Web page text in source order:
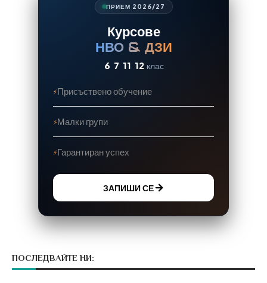
ПРИЕМ 2026/27
Курсове
НВО & ДЗИ
6 7 11 12 клас
Присъствено обучение
Малки групи
Гарантиран успех
ЗАПИШИ СЕ
ПОСЛЕДВАЙТЕ НИ: